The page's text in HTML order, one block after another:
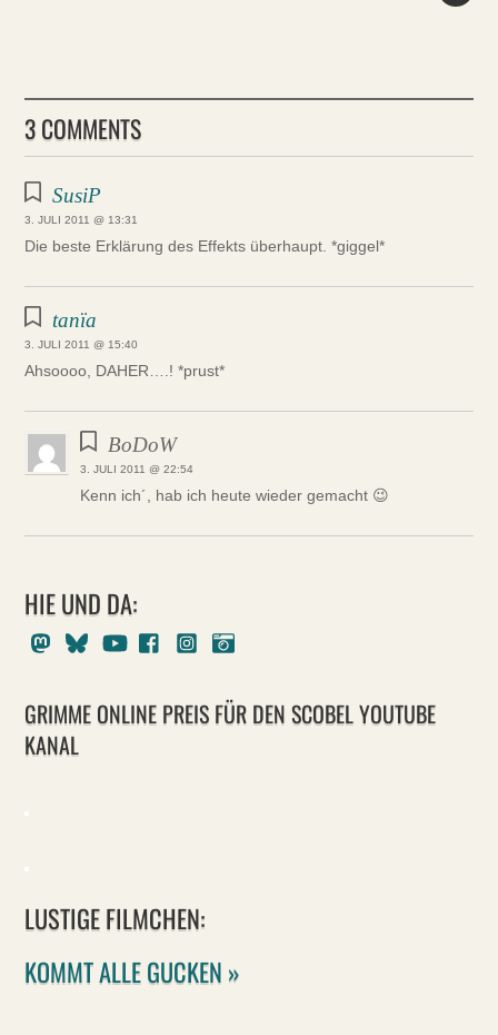
3 COMMENTS
SusiP
3. JULI 2011 @ 13:31
Die beste Erklärung des Effekts überhaupt. *giggel*
tanïa
3. JULI 2011 @ 15:40
Ahsoooo, DAHER….! *prust*
BoDoW
3. JULI 2011 @ 22:54
Kenn ich´, hab ich heute wieder gemacht 😉
HIE UND DA:
MastodonBlueskyYoutubeFacebookInstagram
GRIMME ONLINE PREIS FÜR DEN SCOBEL YOUTUBE
KANAL
LUSTIGE FILMCHEN:
KOMMT ALLE GUCKEN »